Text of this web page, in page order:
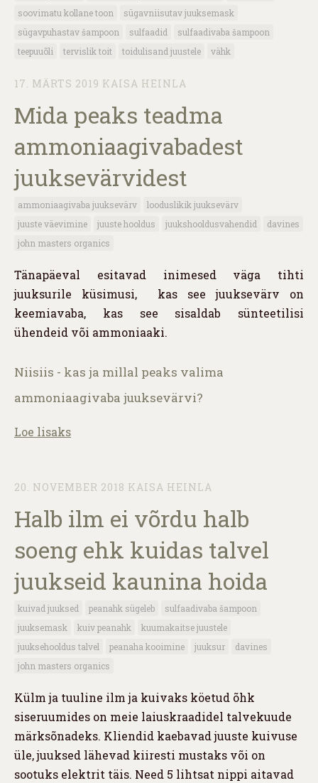
soovimatu kollane toon
sügavniisutav juuksemask
sügavpuhastav šampoon
sulfaadid
sulfaadivaba šampoon
teepuuõli
tervislik toit toidulisand juustele vähk
17. MÄRTS 2019 KAISA HEINLA
Mida peaks teadma
ammoniaagivabadest
juuksevärvidest
ammoniaagivaba juuksevärv
looduslikik juuksevärv
juuste väevimine
juuste hooldus juukshooldusvahendid
davines
john masters organics
Tänapäeval esitavad inimesed väga tihti
juuksurile küsimusi, kas see juuksevärv on
keemiavaba, kas see sisaldab sünteetilisi
ühendeid või ammoniaaki.
Niisiis - kas ja millal peaks valima
ammoniaagivaba juuksevärvi?
Loe lisaks
20. NOVEMBER 2018 KAISA HEINLA
Halb ilm ei võrdu halb
soeng ehk kuidas talvel
juukseid kaunina hoida
kuivad juuksed peanahk sügeleb
sulfaadivaba šampoon
juuksemask
kuiv peanahk
kuumakaitse juustele
juuksehooldus talvel
peanaha kooimine juuksur
davines
john masters organics
Külm ja tuuline ilm ja kuivaks köetud õhk
siseruumides on meie laiuskraadidel talvekuude
märksõnadeks. Kliendid kaebavad juuste kuivuse
üle, juuksed lähevad kiiresti mustaks või on
sootuks elektrit täis. Need 5 lihtsat nippi aitavad